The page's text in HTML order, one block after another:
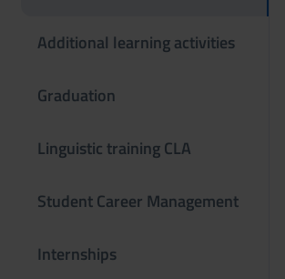
Additional learning activities
Graduation
Linguistic training CLA
Student Career Management
Internships